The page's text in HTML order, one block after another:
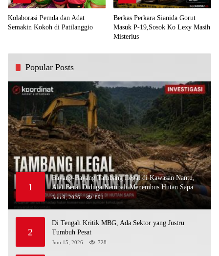
Kolaborasi Pemda dan Adat
Semakin Kokoh di Patilanggio
Berkas Perkara Sianida Gorut
Masuk P-19,Sosok Ko Lexy Masih
Misterius
Popular Posts
1
Bayang-Bayang Tambang Ilegal di Kawasan Nantu,
Alat Berat Diduga Kembali Menembus Hutan Sapa
Juni 9, 2026 891
2
Di Tengah Kritik MBG, Ada Sektor yang Justru
Tumbuh Pesat
Juni 15, 2026 728